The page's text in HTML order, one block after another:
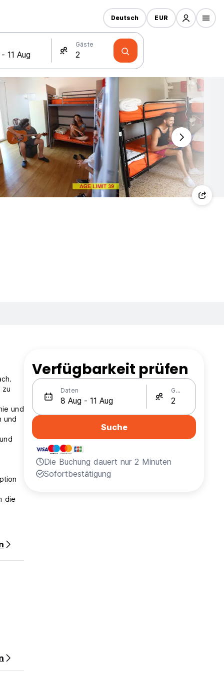
Gäste
Deutsch EUR
zu
und
und
ein
Ziel,
mit
Verfügbarkeit prüfen
Daten Gäste
Suche
Die Buchung dauert nur 2 Minuten
Sofortbestätigung